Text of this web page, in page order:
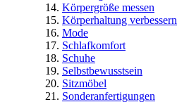
Körpergröße messen
Körperhaltung verbessern
Mode
Schlafkomfort
Schuhe
Selbstbewusstsein
Sitzmöbel
Sonderanfertigungen